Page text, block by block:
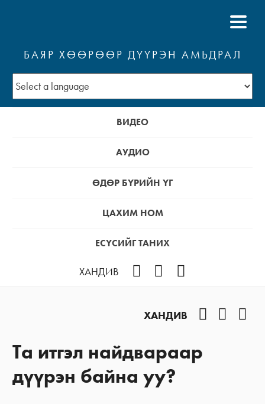
БАЯР ХӨӨРӨӨР ДҮҮРЭН АМЬДРАЛ
ВИДЕО
АУДИО
ӨДӨР БҮРИЙН ҮГ
ЦАХИМ НОМ
ЕСҮСИЙГ ТАНИХ
ХАНДИВ
ХАНДИВ
Та итгэл найдвараар
дүүрэн байна уу?